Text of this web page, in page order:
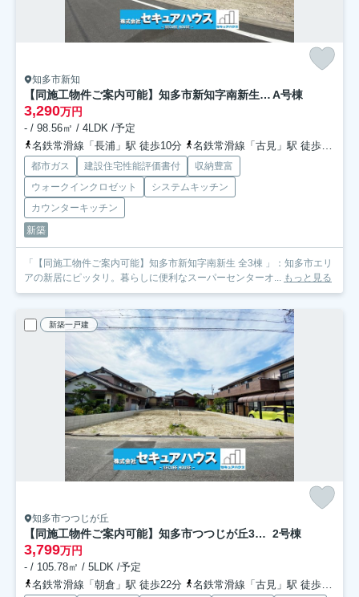
知多市新知
【同施工物件ご案内可能】知多市新知字南新生 全3棟 A号棟
3,290万円
- / 98.56㎡ / 4LDK /予定
名鉄常滑線「長浦」駅 徒歩10分
名鉄常滑線「古見」駅 徒歩18分
都市ガス 建設住宅性能評価書付
収納豊富
ウォークインクロゼット
システムキッチン
カウンターキッチン
新築
「【同施工物件ご案内可能】知多市新知字南新生 全3棟 」：知多市エリ
アの新居にピッタリ。暮らしに便利なスーパーセンターオ... もっと見る
新築一戸建
知多市つつじが丘
【同施工物件ご案内可能】知多市つつじが丘3丁目 2号棟
3,799万円
- / 105.78㎡ / 5LDK /予定
名鉄常滑線「朝倉」駅 徒歩22分
名鉄常滑線「古見」駅 徒歩23分